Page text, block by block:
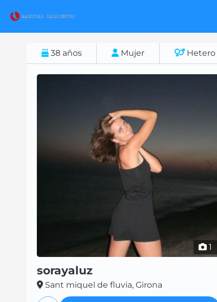
38 años Mujer Hetero
1
sorayaluz
Sant miquel de fluvia, Girona